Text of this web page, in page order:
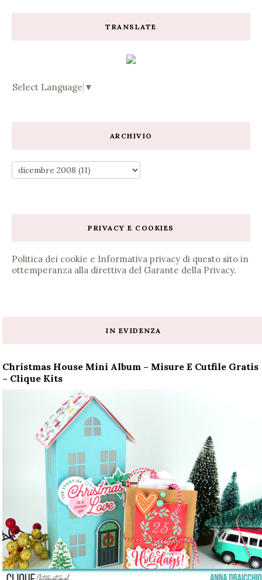
TRANSLATE
Select Language ▼
ARCHIVIO
PRIVACY E COOKIES
Politica dei cookie e Informativa privacy di questo sito in
ottemperanza alla direttiva del Garante della Privacy.
IN EVIDENZA
Christmas House Mini Album – Misure E Cutfile Gratis
– Clique Kits